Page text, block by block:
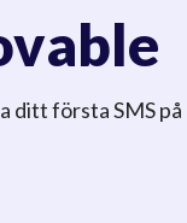
ditt första SMS